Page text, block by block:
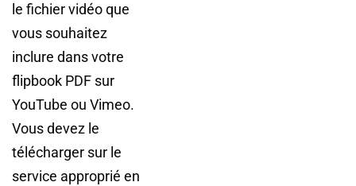
le fichier vidéo que
vous souhaitez
inclure dans votre
flipbook PDF sur
YouTube ou Vimeo.
Vous devez le
télécharger sur le
service approprié en